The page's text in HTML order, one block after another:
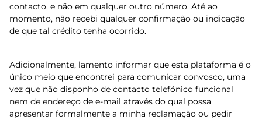
contacto, e não em qualquer outro número. Até ao
momento, não recebi qualquer confirmação ou indicação
de que tal crédito tenha ocorrido.
Adicionalmente, lamento informar que esta plataforma é o
único meio que encontrei para comunicar convosco, uma
vez que não disponho de contacto telefónico funcional
nem de endereço de e-mail através do qual possa
apresentar formalmente a minha reclamação ou pedir